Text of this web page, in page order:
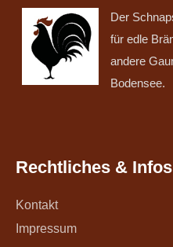
Der
für edle
andere
Bodensee.
Rechtliches & Infos
Kontakt
Impressum